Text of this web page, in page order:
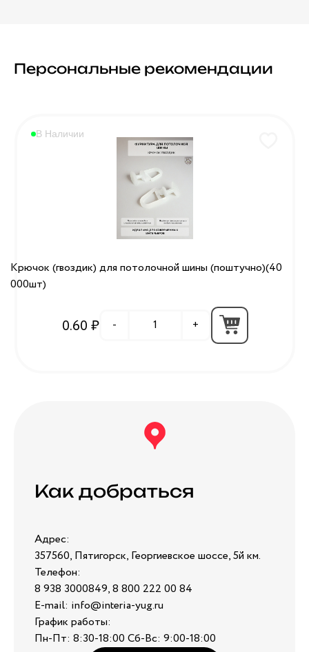
Персональные рекомендации
Крючок (гвоздик) для потолочной шины (поштучно)(40
000шт)
В Наличии
0.60 ₽ - +
Как добраться
Адрес:
357560, Пятигорск, Георгиевское шоссе, 5й км.
Телефон:
8 938 3000849, 8 800 222 00 84
E-mail: info@interia-yug.ru
График работы:
Пн-Пт: 8:30-18:00 Сб-Вс: 9:00-18:00